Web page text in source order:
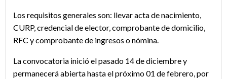
Los requisitos generales son: llevar acta de nacimiento,
CURP, credencial de elector, comprobante de domicilio,
RFC y comprobante de ingresos o nómina.
La convocatoria inició el pasado 14 de diciembre y
permanecerá abierta hasta el próximo 01 de febrero, por